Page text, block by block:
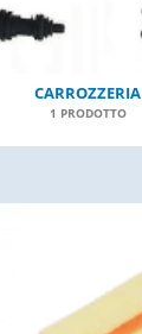
CARROZZERIA
1 PRODOTTO